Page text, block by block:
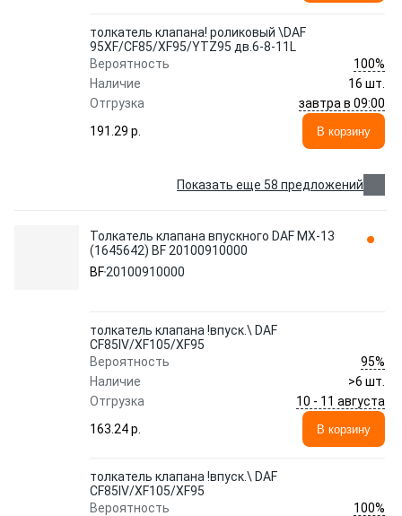
толкатель клапана! роликовый \DAF
95XF/CF85/XF95/YTZ95 дв.6-8-11L
Вероятность
100%
Наличие
16 шт.
Отгрузка
завтра в 09:00
191.29 p.
В корзину
Показать еще 58 предложений
Толкатель клапана впускного DAF MX-13
(1645642) BF 20100910000
BF20100910000
толкатель клапана !впуск.\ DAF
CF85IV/XF105/XF95
Вероятность
95%
Наличие
>6 шт.
Отгрузка
10 - 11 августа
163.24 p.
В корзину
толкатель клапана !впуск.\ DAF
CF85IV/XF105/XF95
Вероятность
100%